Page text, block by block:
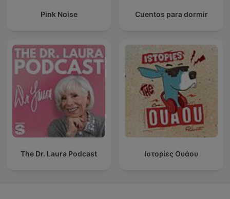
Pink Noise Cuentos para dormir
The Dr. Laura Podcast Ιστορίες Ουάου